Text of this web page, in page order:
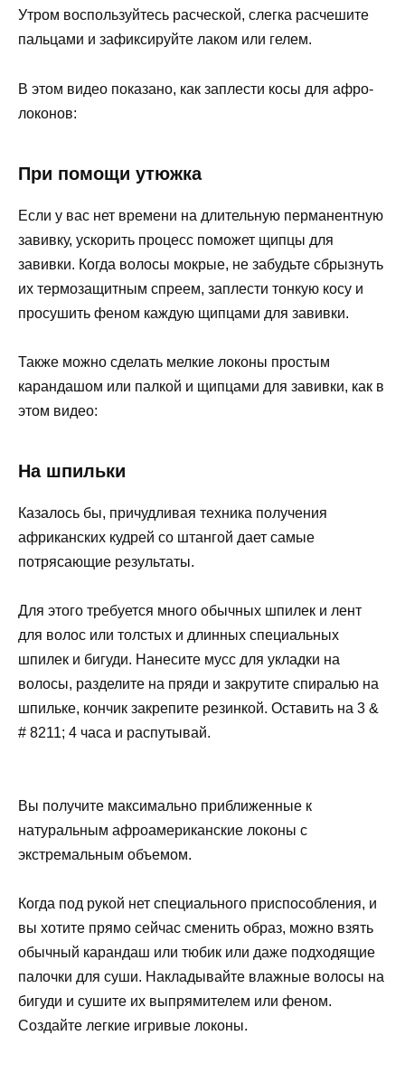
Утром воспользуйтесь расческой, слегка расчешите
пальцами и зафиксируйте лаком или гелем.
В этом видео показано, как заплести косы для афро-
локонов:
При помощи утюжка
Если у вас нет времени на длительную перманентную
завивку, ускорить процесс поможет щипцы для
завивки. Когда волосы мокрые, не забудьте сбрызнуть
их термозащитным спреем, заплести тонкую косу и
просушить феном каждую щипцами для завивки.
Также можно сделать мелкие локоны простым
карандашом или палкой и щипцами для завивки, как в
этом видео:
На шпильки
Казалось бы, причудливая техника получения
африканских кудрей со штангой дает самые
потрясающие результаты.
Для этого требуется много обычных шпилек и лент
для волос или толстых и длинных специальных
шпилек и бигуди. Нанесите мусс для укладки на
волосы, разделите на пряди и закрутите спиралью на
шпильке, кончик закрепите резинкой. Оставить на 3 &
# 8211; 4 часа и распутывай.
Вы получите максимально приближенные к
натуральным афроамериканские локоны с
экстремальным объемом.
Когда под рукой нет специального приспособления, и
вы хотите прямо сейчас сменить образ, можно взять
обычный карандаш или тюбик или даже подходящие
палочки для суши. Накладывайте влажные волосы на
бигуди и сушите их выпрямителем или феном.
Создайте легкие игривые локоны.